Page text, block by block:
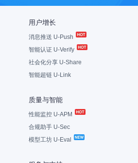
用户增长
消息推送 U-Push
智能认证 U-Verify
社会化分享 U-Share
智能超链 U-Link
质量与智能
性能监控 U-APM
合规助手 U-Sec
模型工坊 U-Eval